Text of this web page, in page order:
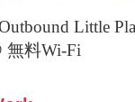
Little
無料Wi-Fi